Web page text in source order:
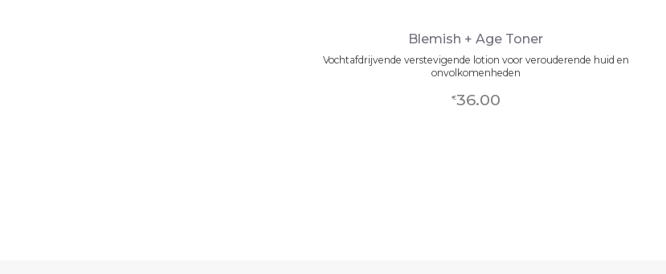
Blemish + Age Toner
Vochtafdrijvende verstevigende lotion voor verouderende huid en
onvolkomenheden
€36.00